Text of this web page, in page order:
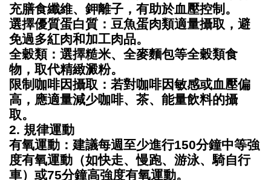
充膳食纖維、鉀離子，有助於血壓控制。
選擇優質蛋白質 ：豆魚蛋肉類適量攝取，避
免過多紅肉和加工肉品。
全穀類：選擇糙米、全麥麵包等全穀類食
物，取代精緻澱粉。
限制咖啡因攝取 ：若對咖啡因敏感或血壓偏
高，應適量減少咖啡、茶、能量飲料的攝
取。
2. 規律運動
有氧運動 ：建議每週至少進行150分鐘中等強
度有氧運動（如快走、慢跑、游泳、騎自行
車）或75分鐘高強度有氧運動。